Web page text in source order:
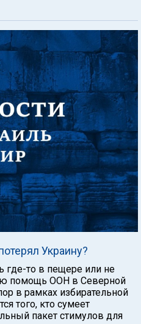
Украину?
где-то в пещере или не
помощь ООН в Северной
в рамках избирательной
того, кто сумеет
пакет стимулов для